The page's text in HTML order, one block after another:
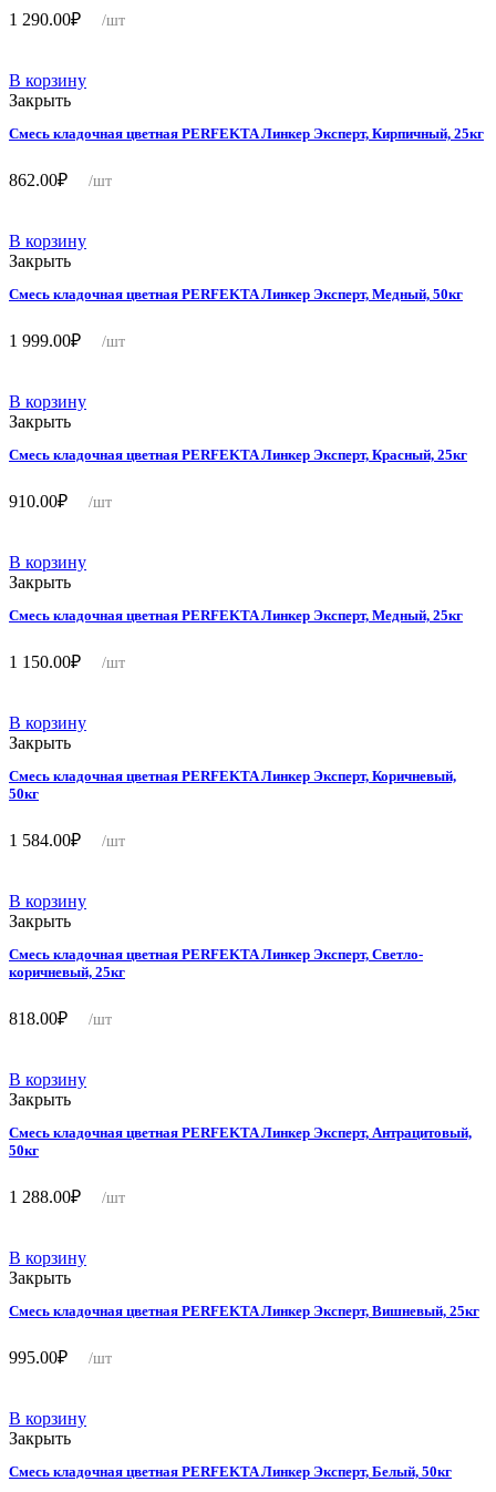
1 290.00₽ /шт
В корзину
Закрыть
Смесь кладочная цветная PERFEKTA Линкер Эксперт, Кирпичный, 25кг
862.00₽ /шт
В корзину
Закрыть
Смесь кладочная цветная PERFEKTA Линкер Эксперт, Медный, 50кг
1 999.00₽ /шт
В корзину
Закрыть
Смесь кладочная цветная PERFEKTA Линкер Эксперт, Красный, 25кг
910.00₽ /шт
В корзину
Закрыть
Смесь кладочная цветная PERFEKTA Линкер Эксперт, Медный, 25кг
1 150.00₽ /шт
В корзину
Закрыть
Смесь кладочная цветная PERFEKTA Линкер Эксперт, Коричневый,
50кг
1 584.00₽ /шт
В корзину
Закрыть
Смесь кладочная цветная PERFEKTA Линкер Эксперт, Светло-
коричневый, 25кг
818.00₽ /шт
В корзину
Закрыть
Смесь кладочная цветная PERFEKTA Линкер Эксперт, Антрацитовый,
50кг
1 288.00₽ /шт
В корзину
Закрыть
Смесь кладочная цветная PERFEKTA Линкер Эксперт, Вишневый, 25кг
995.00₽ /шт
В корзину
Закрыть
Смесь кладочная цветная PERFEKTA Линкер Эксперт, Белый, 50кг